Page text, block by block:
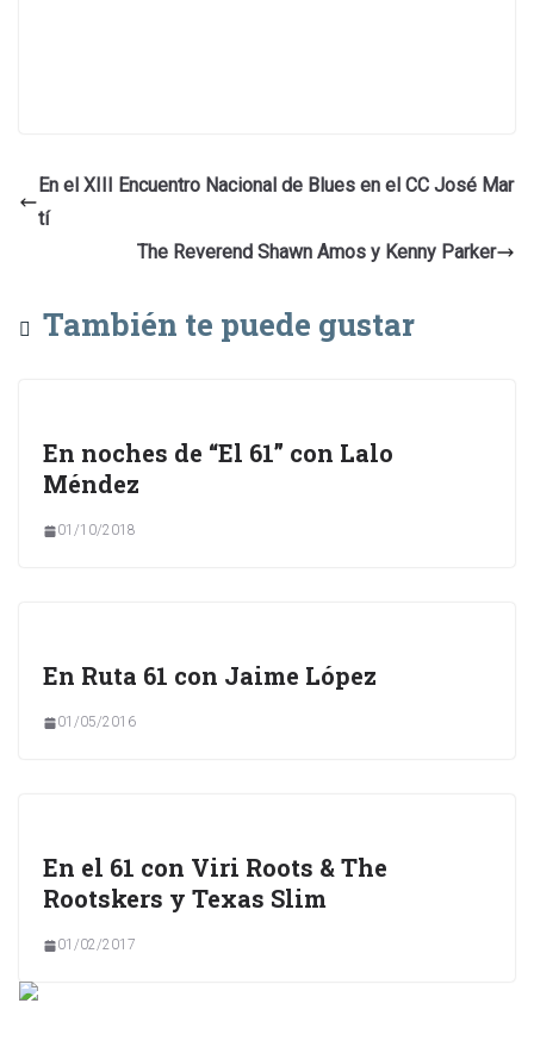
En el XIII Encuentro Nacional de Blues en el CC José Mar
tí
The Reverend Shawn Amos y Kenny Parker
También te puede gustar
En noches de “El 61” con Lalo
Méndez
01/10/2018
En Ruta 61 con Jaime López
01/05/2016
En el 61 con Viri Roots & The
Rootskers y Texas Slim
01/02/2017